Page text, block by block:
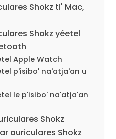
Shokz ti' Mac,
Shokz yéetel
Apple Watch
p'isibo' na'atja'an u
le p'isibo' na'atja'an
Shokz
auriculares Shokz